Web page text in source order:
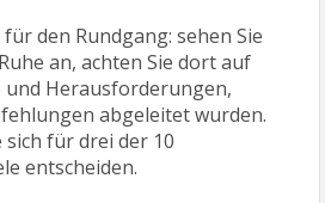
den Rundgang: sehen Sie
an, achten Sie dort auf
Herausforderungen,
abgeleitet wurden.
sich für drei der 10
entscheiden.